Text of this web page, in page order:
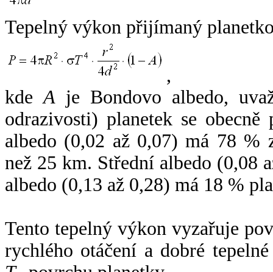
Tepelný výkon přijímaný
,
kdeA je Bondovo albedo,
odrazivosti) planetek se
albedo (0,02 až 0,07) má 78 %
než 25 km. Střední albedo (0,08
albedo (0,13 až 0,28) má 18 %
Tento tepelný výkon vyzařuje
rychlého otáčení a dobré